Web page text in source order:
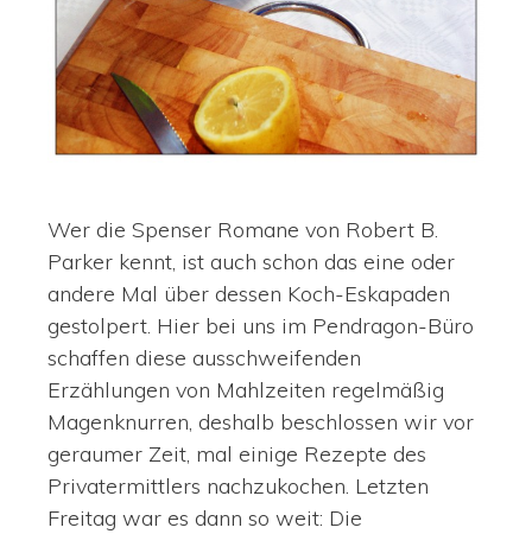
Wer die Spenser Romane von Robert B.
Parker kennt, ist auch schon das eine oder
andere Mal über dessen Koch-Eskapaden
gestolpert. Hier bei uns im Pendragon-Büro
schaffen diese ausschweifenden
Erzählungen von Mahlzeiten regelmäßig
Magenknurren, deshalb beschlossen wir vor
geraumer Zeit, mal einige Rezepte des
Privatermittlers nachzukochen. Letzten
Freitag war es dann so weit: Die